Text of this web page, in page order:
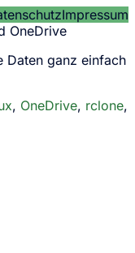
Impressum
OneDrive
Daten ganz einfach
, OneDrive, rclone,